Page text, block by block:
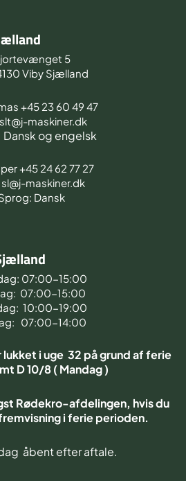
5
Viby Sjælland
+45 23 60 49 47
maskiner.dk
Dansk og engelsk
+45 24 62 77 27
sl@j-maskiner.dk
Dansk
07:00-15:00
07:00-15:00
10:00-19:00
07:00-14:00
lukket i uge 32 på grund af ferie
D 10/8 ( Mandag )
Rødekro-afdelingen, hvis du
i ferie perioden.
åbent efter aftale.